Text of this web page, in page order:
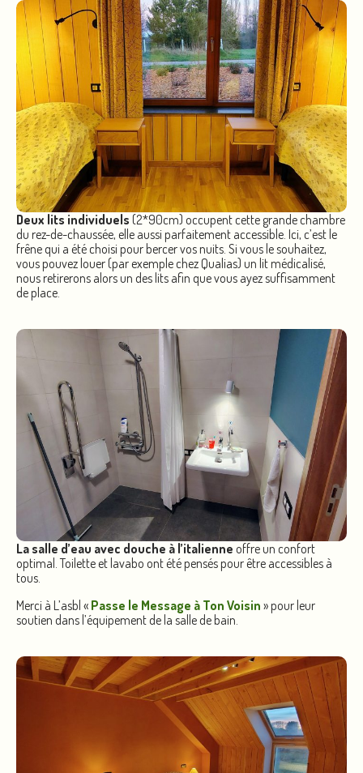
Deux lits individuels (2*90cm) occupent cette grande chambre
du rez-de-chaussée, elle aussi parfaitement accessible. Ici, c’est le
frêne qui a été choisi pour bercer vos nuits. Si vous le souhaitez,
vous pouvez louer (par exemple chez Qualias) un lit médicalisé,
nous retirerons alors un des lits afin que vous ayez suffisamment
de place.
La salle d’eau avec douche à l’italienne offre un confort
optimal. Toilette et lavabo ont été pensés pour être accessibles à
tous.
Merci à L’asbl « Passe le Message à Ton Voisin » pour leur
soutien dans l’équipement de la salle de bain.